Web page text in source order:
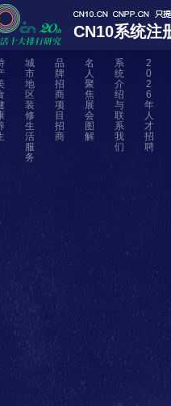
CN10系统注
城
市
地
区
装
修
生
活
服
务
品
牌
招
商
项
目
招
商
名
人
聚
焦
展
会
图
解
系
统
介
绍
与
联
系
我
们
2
0
2
6
年
人
才
招
聘